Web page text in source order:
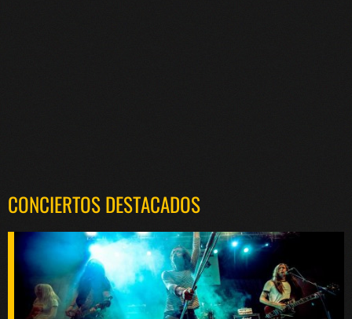
CONCIERTOS DESTACADOS